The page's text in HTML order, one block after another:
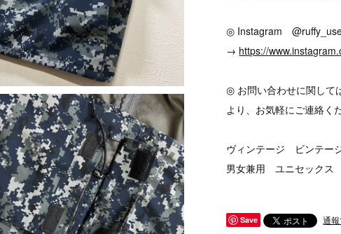
◎ Instagram
→ https://
◎ お問い合わせに関して
より、お気軽にご連絡く
ヴィンテージ ビンテー
男女兼用 ユニセックス
Save 通